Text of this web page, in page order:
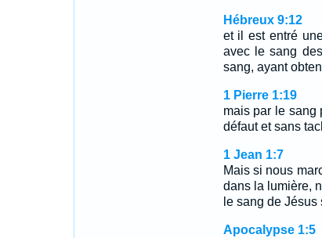
Hébreux 9:12
et il est entré
avec le sang
sang, ayant
1 Pierre 1:19
mais par le sang
défaut et sans
1 Jean 1:7
Mais si nous
dans la lumière,
le sang de
Apocalypse 1:5